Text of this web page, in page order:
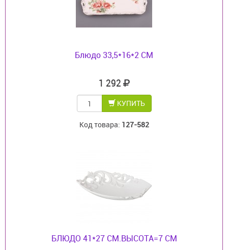
Блюдо 33,5*16*2 СМ
1 292
КУПИТЬ
Код товара: 127-582
БЛЮДО 41*27 СМ.ВЫСОТА=7 СМ